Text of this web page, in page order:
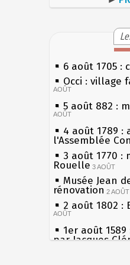
6 août 1705 :
Occi : village
AOÛT
5 août 882 :
AOÛT
4 août 1789
l'Assemblée
3 août 1770 :
Rouelle 3 AOÛT
Musée Jean
rénovation 2 AOÛT
2 août 1802 :
AOÛT
1er août
par Jacques